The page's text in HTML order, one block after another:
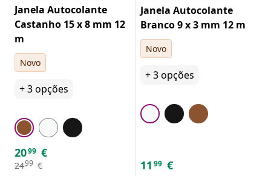
Janela Autocolante
Castanho 15 x 8 mm 12
m
Novo
+3opções
2099 €
2499 €
Janela Autocolante
Branco 9 x 3 mm 12 m
Novo
+3opções
11 99 €